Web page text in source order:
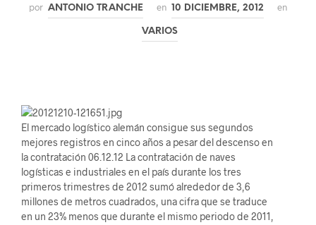
por ANTONIO TRANCHE en 10 DICIEMBRE, 2012 en
VARIOS
El mercado logístico alemán consigue sus segundos
mejores registros en cinco años a pesar del descenso en
la contratación 06.12.12 La contratación de naves
logísticas e industriales en el país durante los tres
primeros trimestres de 2012 sumó alrededor de 3,6
millones de metros cuadrados, una cifra que se traduce
en un 23% menos que durante el mismo periodo de 2011,